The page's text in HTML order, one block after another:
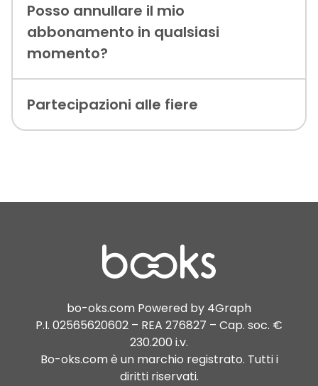
Posso annullare il mio
abbonamento in qualsiasi
momento?
Partecipazioni alle fiere
bo-oks.com Powered by 4Graph
P.I. 02565620602 – REA 276827 – Cap. soc. €
230.200 i.v.
Bo-oks.com è un marchio registrato. Tutti i
diritti riservati.